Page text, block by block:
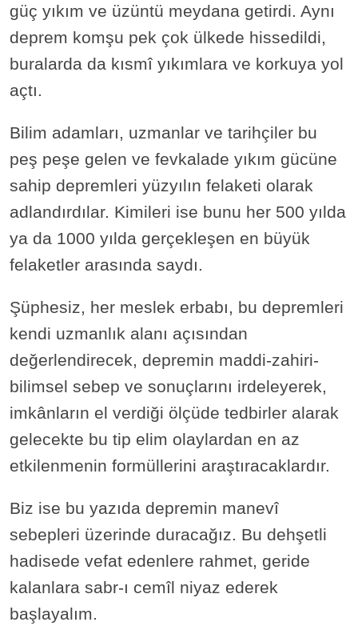
güç yıkım ve üzüntü meydana getirdi. Aynı
deprem komşu pek çok ülkede hissedildi,
buralarda da kısmî yıkımlara ve korkuya yol
açtı.
Bilim adamları, uzmanlar ve tarihçiler bu
peş peşe gelen ve fevkalade yıkım gücüne
sahip depremleri yüzyılın felaketi olarak
adlandırdılar. Kimileri ise bunu her 500 yılda
ya da 1000 yılda gerçekleşen en büyük
felaketler arasında saydı.
Şüphesiz, her meslek erbabı, bu depremleri
kendi uzmanlık alanı açısından
değerlendirecek, depremin maddi-zahiri-
bilimsel sebep ve sonuçlarını irdeleyerek,
imkânların el verdiği ölçüde tedbirler alarak
gelecekte bu tip elim olaylardan en az
etkilenmenin formüllerini araştıracaklardır.
Biz ise bu yazıda depremin manevî
sebepleri üzerinde duracağız. Bu dehşetli
hadisede vefat edenlere rahmet, geride
kalanlara sabr-ı cemîl niyaz ederek
başlayalım.